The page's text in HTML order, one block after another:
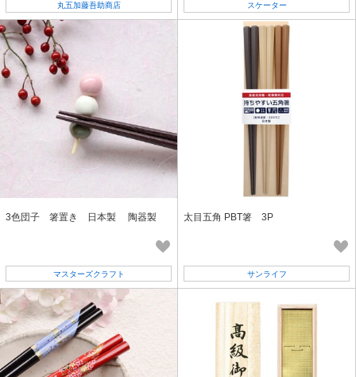
丸五加藤吾助商店 スケーター
3色団子 箸置き 日本製 陶器製
マスターズクラフト
太目五角 PBT箸 3P
サンライフ